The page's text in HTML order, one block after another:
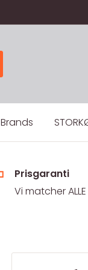
Brands
Prisgaranti
Vi matcher